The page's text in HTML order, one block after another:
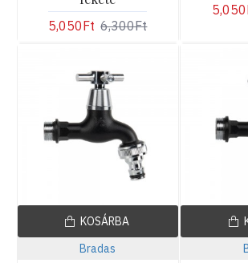
5,050Ft 6,300Ft
Bradas
KOSÁRBA